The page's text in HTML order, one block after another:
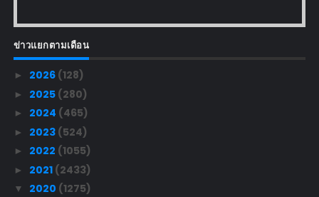
ข่าวแยกตามเดือน
► 2026 (128)
► 2025 (280)
► 2024 (465)
► 2023 (524)
► 2022 (1055)
► 2021 (2433)
▼ 2020 (1275)